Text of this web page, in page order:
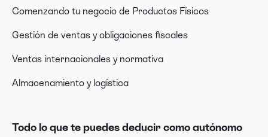
Comenzando tu negocio de Productos Físicos
Gestión de ventas y obligaciones fiscales
Ventas internacionales y normativa
Almacenamiento y logística
Todo lo que te puedes deducir como autónomo